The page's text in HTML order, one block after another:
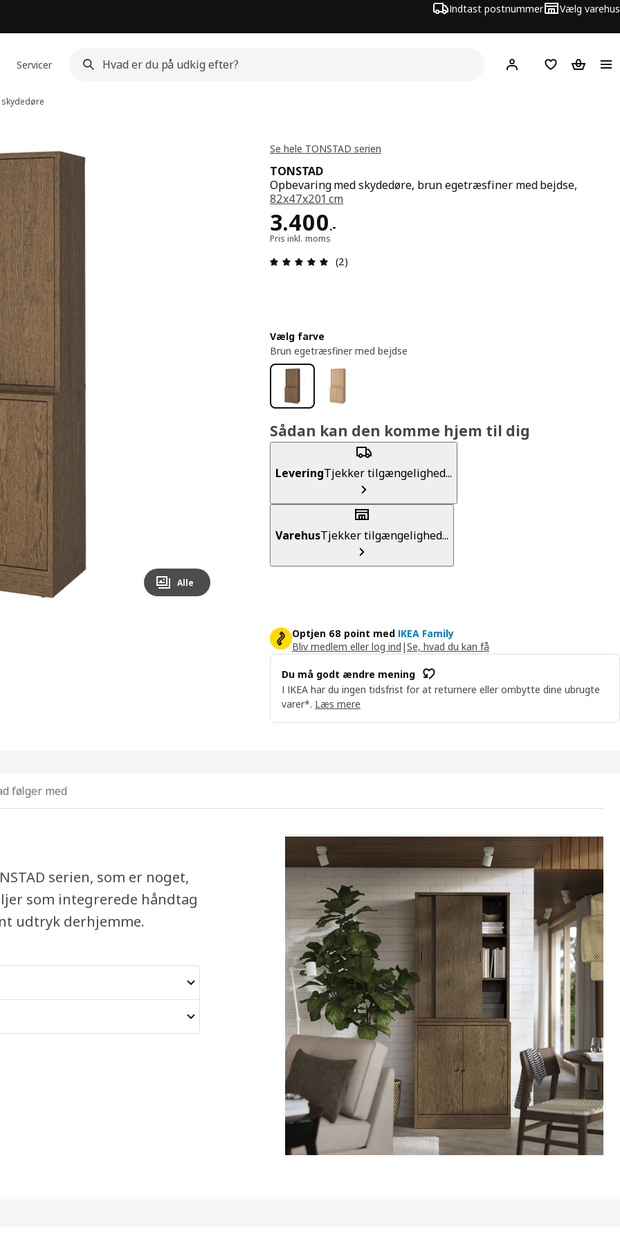
Indtast postnummer Vælg varehus
Servicer Hej! Log ind her
Huskeliste
Kurv
Alle
Se hele TONSTAD serien
TONSTAD
Opbevaring med skydedøre, brun egetræsfiner med bejdse,
82x47x201 cm
3.400.-
Pris 3400.-
Pris inkl. moms
Anmeldelse: 5 Ud af 5 Stjerner. Anmeldelser i alt: 2
(2)
Vælg farve
Brun egetræsfiner med bejdse
Sådan kan den komme hjem til dig
LeveringTjekker tilgængelighed...
VarehusTjekker tilgængelighed...
Optjen 68 point med IKEA Family
Bliv medlem eller log ind |Se, hvad du kan få
Du må godt ændre mening
I IKEA har du ingen tidsfrist for at returnere eller ombytte dine ubrugte
varer*. Læs mere
følger med
serien, som er noget,
som integrerede håndtag
udtryk derhjemme.